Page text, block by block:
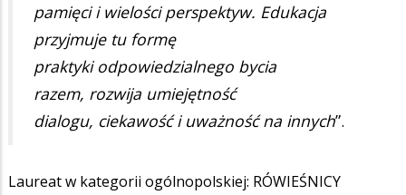
pamięci i wielości perspektyw. Edukacja
przyjmuje tu formę
praktyki odpowiedzialnego bycia
razem, rozwija umiejętność
dialogu, ciekawość i uważność na innych”.
Laureat w kategorii ogólnopolskiej: RÓWIEŚNICY